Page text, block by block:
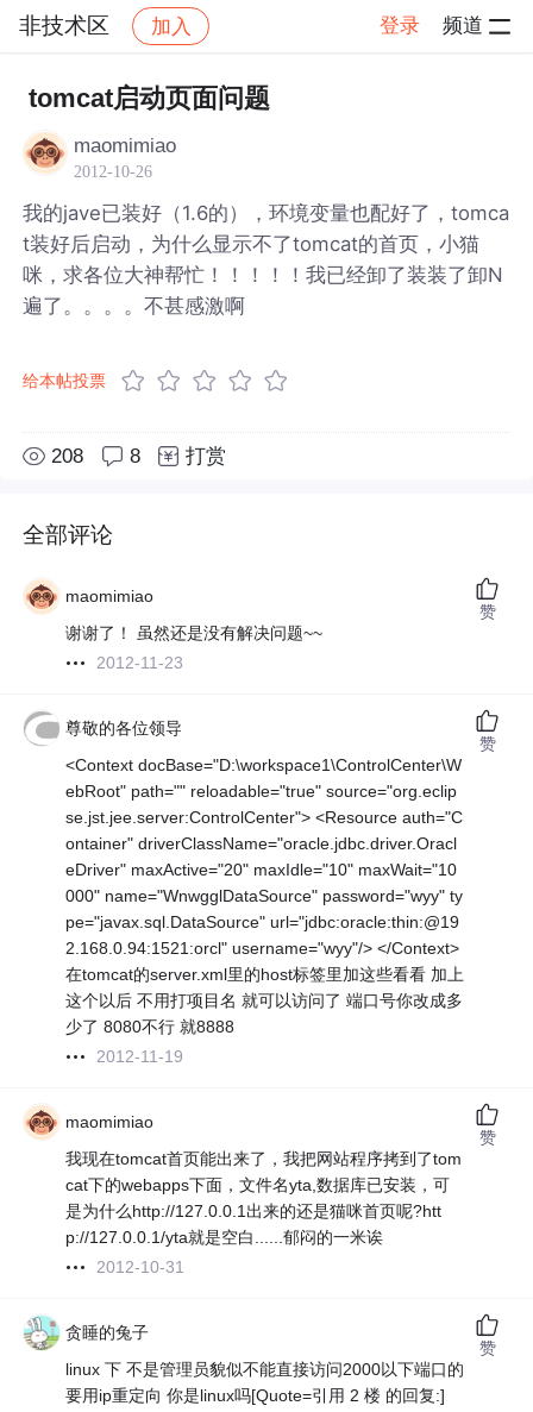
非技术区 加入 登录 频道
社区 非技术区 帖子详情
tomcat启动页面问题
maomimiao
2012-10-26
我的jave已装好（1.6的），环境变量也配好了，tomca
t装好后启动，为什么显示不了tomcat的首页，小猫
咪，求各位大神帮忙！！！！！我已经卸了装装了卸N
遍了。。。。不甚感激啊
给本帖投票
208 8 打赏
全部评论
maomimiao
谢谢了！ 虽然还是没有解决问题~~
2012-11-23
赞
尊敬的各位领导
<Context docBase="D:\workspace1\ControlCenter\W
ebRoot" path="" reloadable="true" source="org.eclip
se.jst.jee.server:ControlCenter"> <Resource auth="C
ontainer" driverClassName="oracle.jdbc.driver.Oracl
eDriver" maxActive="20" maxIdle="10" maxWait="10
000" name="WnwgglDataSource" password="wyy" ty
pe="javax.sql.DataSource" url="jdbc:oracle:thin:@19
2.168.0.94:1521:orcl" username="wyy"/> </Context>
在tomcat的server.xml里的host标签里加这些看看 加上
这个以后 不用打项目名 就可以访问了 端口号你改成多
少了 8080不行 就8888
2012-11-19
赞
maomimiao
我现在tomcat首页能出来了，我把网站程序拷到了tom
cat下的webapps下面，文件名yta,数据库已安装，可
是为什么http://127.0.0.1出来的还是猫咪首页呢?htt
p://127.0.0.1/yta就是空白......郁闷的一米诶
2012-10-31
赞
贪睡的兔子
linux 下 不是管理员貌似不能直接访问2000以下端口的
要用ip重定向 你是linux吗[Quote=引用 2 楼 的回复:]
赞